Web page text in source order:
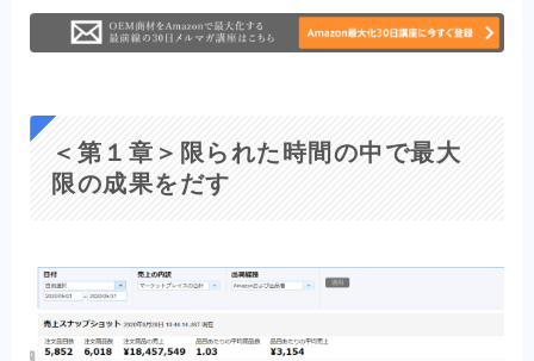
＜第１章＞限られた時間の中で最大
限の成果をだす